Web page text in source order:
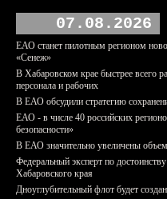
07.08.2026
ЕАО станет пилотным регионом
«Сенеж»
В Хабаровском крае быстрее всего
персонала и рабочих
В ЕАО обсудили стратегию
ЕАО - в числе 40 российских
безопасности»
В ЕАО значительно увеличены
Федеральный эксперт по
Хабаровского края
Дноуглубительный флот будет